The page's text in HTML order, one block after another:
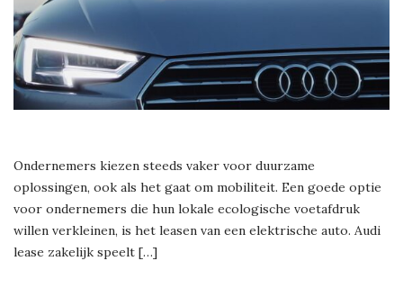
Ondernemers kiezen steeds vaker voor duurzame
oplossingen, ook als het gaat om mobiliteit. Een goede optie
voor ondernemers die hun lokale ecologische voetafdruk
willen verkleinen, is het leasen van een elektrische auto. Audi
lease zakelijk speelt […]